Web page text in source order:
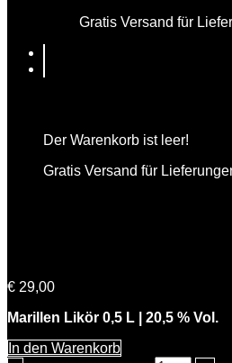
Gratis Versand für
Der Warenkorb ist leer!
Gratis Versand für
€ 29,00
Marillen Likör 0,5 L | 20,5 % Vol.
In den Warenkorb